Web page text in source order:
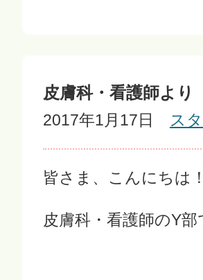
皮膚科・看護師より
2017年1月17日 ス
皆さま、こんにちは！
皮膚科・看護師のY部